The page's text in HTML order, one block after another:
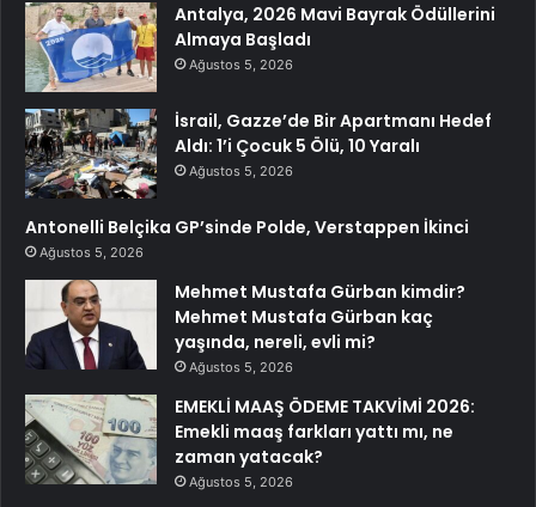
Antalya, 2026 Mavi Bayrak Ödüllerini
Almaya Başladı
Ağustos 5, 2026
İsrail, Gazze’de Bir Apartmanı Hedef
Aldı: 1’i Çocuk 5 Ölü, 10 Yaralı
Ağustos 5, 2026
Antonelli Belçika GP’sinde Polde, Verstappen İkinci
Ağustos 5, 2026
Mehmet Mustafa Gürban kimdir?
Mehmet Mustafa Gürban kaç
yaşında, nereli, evli mi?
Ağustos 5, 2026
EMEKLİ MAAŞ ÖDEME TAKVİMİ 2026:
Emekli maaş farkları yattı mı, ne
zaman yatacak?
Ağustos 5, 2026